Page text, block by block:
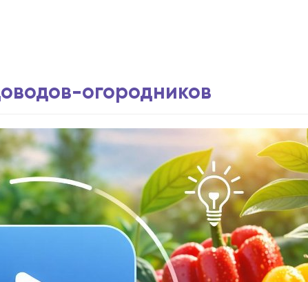
огородников